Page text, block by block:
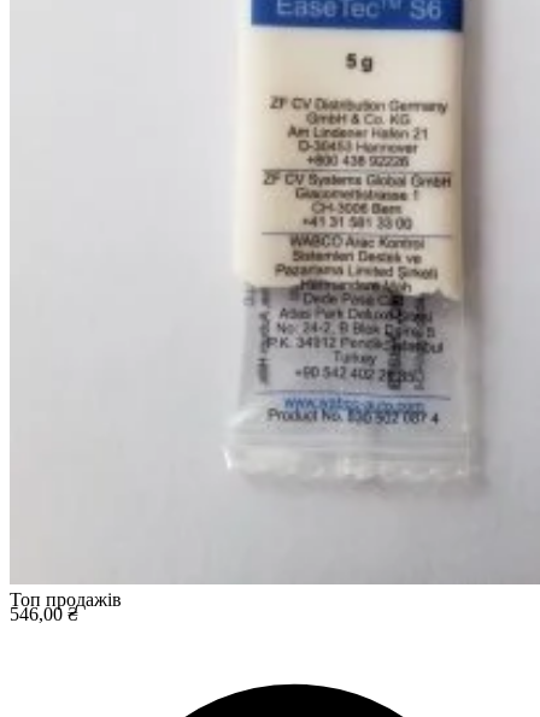
Топ продажів
546,00 ₴